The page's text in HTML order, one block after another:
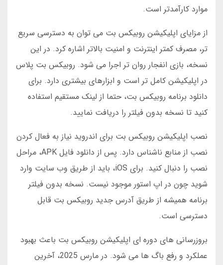
موارد کارآمدتر است.
از مزایای اپلیکیشن روبیکس بت می توان به دسترسی سریع
تر، مصرف کمتر اینترنت و امنیت بالاتر اشاره کرد. در این
نسخه، بازی انفجار روان تر اجرا می شود. روبیکس بت پلاس
در اپلیکیشن کامل تر است و ابزارهای بیشتری دارد. برای
دانلود برنامه روبیکس بت، حتما از لینک مستقیم استفاده
کنید تا نسخه بدون فیلتر را دریافت نمایید.
نصب اپلیکیشن روبیکس بت برای اندروید نیاز به فعال کردن
نصب از منابع ناشناس دارد. پس از دانلود فایل APK، مراحل
نصب را دنبال کنید. برای iOS، باید از طریق وب سایت وارد
شوید چون در اپ استور موجود نیست. نسخه بدون فیلتر
برنامه همیشه از طریق آدرس جدید روبیکس بت قابل
دسترسی است.
بروزرسانی های دوره ای اپلیکیشن روبیکس بت باعث بهبود
عملکرد و رفع باگ ها می شود. در مارس 2025، آخرین